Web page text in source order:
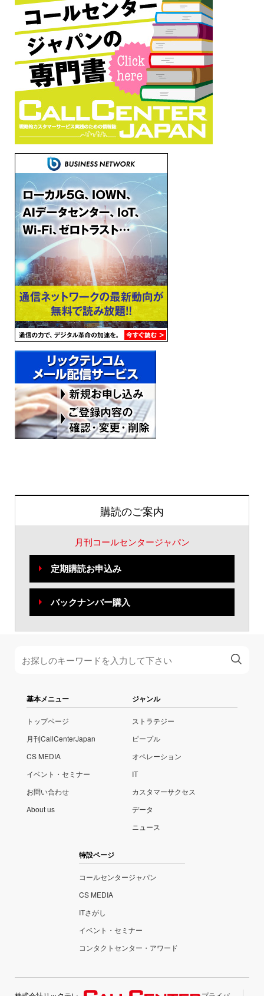
購読のご案内
月刊コールセンタージャパン
定期購読お申込み
バックナンバー購入
基本メニュー
トップページ
月刊CallCenterJapan
CS MEDIA
イベント・セミナー
お問い合わせ
About us
ジャンル
ストラテジー
ピープル
オペレーション
IT
カスタマーサクセス
データ
ニュース
特設ページ
コールセンタージャパン
CS MEDIA
ITさがし
イベント・セミナー
コンタクトセンター・アワード